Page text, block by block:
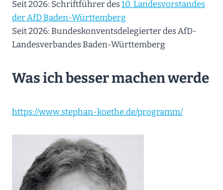
Seit 2026: Schriftführer des10. Landesvorstandes
der AfD Baden-Württemberg
Seit 2026: Bundeskonventsdelegierter des AfD-
Landesverbandes Baden-Württemberg
Was ich besser machen werde
https://www.stephan-koethe.de/programm/